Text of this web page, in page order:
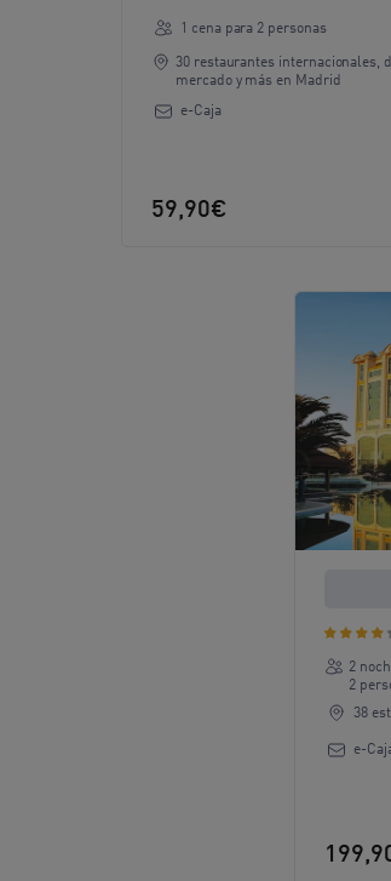
1 cena para 2 personas
30 restaurantes internacionales,
mercado y más en Madrid
e-Caja
59,90€
2
2
38
e-